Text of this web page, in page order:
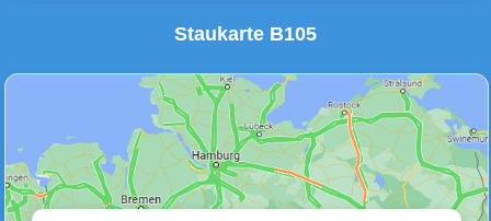
Unfälle & Warnungen Stau
(1)
Wetter Warnungen Sperrungen
Staukarte B105